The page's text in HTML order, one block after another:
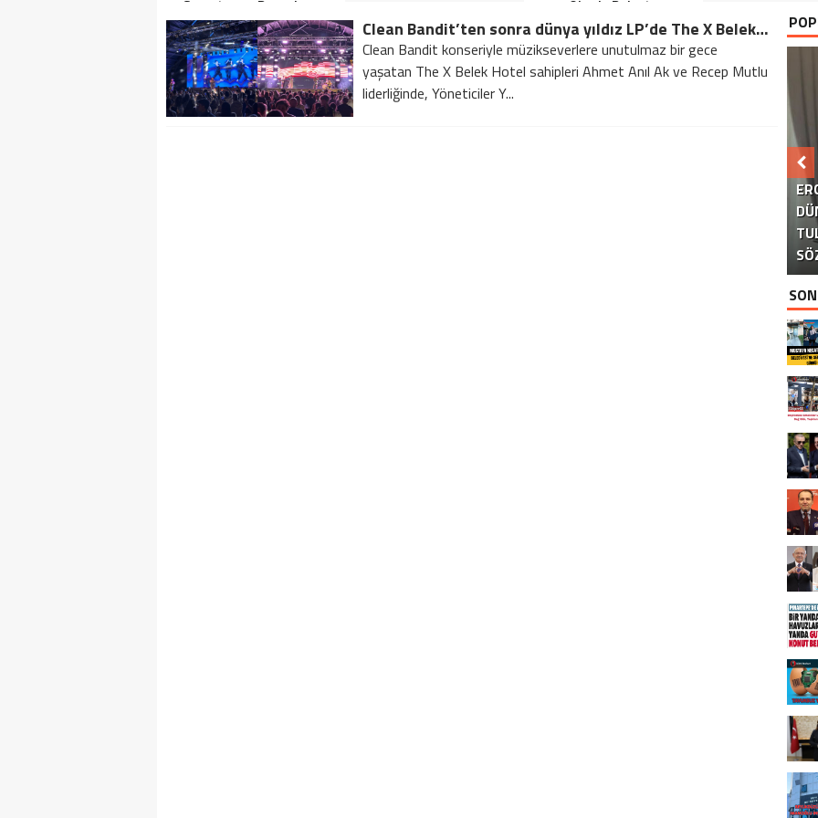
Soruşturma Dosyalarına
Yansıdı!
Okurla Buluştu
Clean Bandit’ten sonra dünya yıldız LP’de The X Belek Hotel’de
Clean Bandit konseriyle müzikseverlere unutulmaz bir gece
yaşatan The X Belek Hotel sahipleri Ahmet Anıl Ak ve Recep Mutlu
liderliğinde, Yöneticiler Y...